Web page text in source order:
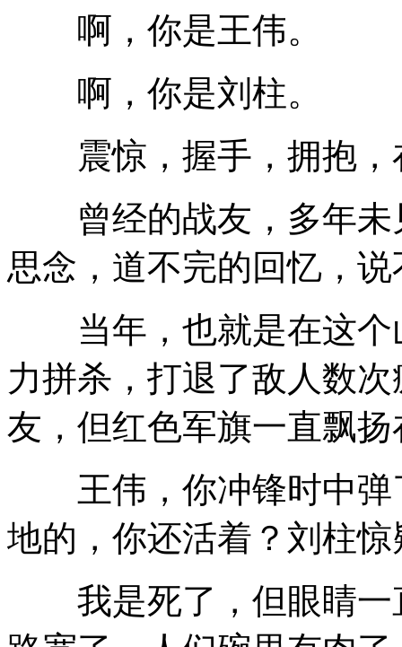
啊，你是王伟。
啊，你是刘柱。
震惊，握手，拥抱，
曾经的战友，多年未
思念，道不完的回忆，
当年，也就是在这个
力拼杀，打退了敌人数
友，但红色军旗一直飘
王伟，你冲锋时中弹
地的，你还活着？刘柱惊
我是死了，但眼睛一